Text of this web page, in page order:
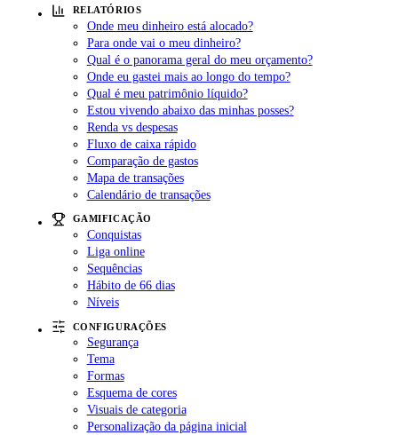
RELATÓRIOS
Onde meu dinheiro está alocado?
Para onde vai o meu dinheiro?
Qual é o panorama geral do meu orçamento?
Onde eu gastei mais ao longo do tempo?
Qual é meu patrimônio líquido?
Estou vivendo abaixo das minhas posses?
Renda vs despesas
Fluxo de caixa rápido
Comparação de gastos
Mapa de transações
Calendário de transações
GAMIFICAÇÃO
Conquistas
Liga online
Sequências
Hábito de 66 dias
Níveis
CONFIGURAÇÕES
Segurança
Tema
Formas
Esquema de cores
Visuais de categoria
Personalização da página inicial